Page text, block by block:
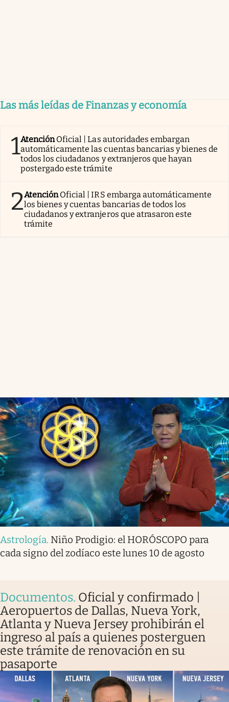
Las más leídas de Finanzas y economía
1AtenciónOficial | Las autoridades embargan
automáticamente las cuentas bancarias y bienes de
todos los ciudadanos y extranjeros que hayan
postergado este trámite
2AtenciónOficial | IRS embarga automáticamente
los bienes y cuentas bancarias de todos los
ciudadanos y extranjeros que atrasaron este
trámite
Astrología. Niño Prodigio: el HORÓSCOPO para
cada signo del zodíaco este lunes 10 de agosto
Documentos. Oficial y confirmado |
Aeropuertos de Dallas, Nueva York,
Atlanta y Nueva Jersey prohibirán el
ingreso al país a quienes posterguen
este trámite de renovación en su
pasaporte